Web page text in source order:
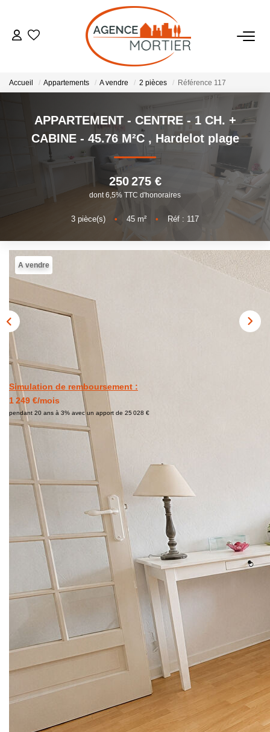
ACHETER
BIENS VENDUS
NOTRE AGENCE
Qui Sommes Nous
Notre Équipe
Accueil Appartements A vendre 2 pièces Référence 117
APPARTEMENT - CENTRE - 1 CH. +
CABINE - 45.76 M²C , Hardelot plage
250 275 €
dont 6,5% TTC d'honoraires
3 pièce(s) • 45 m² • Réf : 117
A vendre
Simulation de remboursement :
1 249 €/mois
pendant 20 ans à 3% avec un apport de 25 028 €
Description
Réf : 117
EXCLUSIVITÉ - APPARTEMENT 1 CHAMBRE +
CABINE, CENTRE D'HARDELOT, À PROXIMITÉ DE LA
PLAGE
En exclusivité dans notre agence, venez découvrir ce bel
appartement idéalement situé au coeur d'Hardelot-Plage, à
proximité immédiate du centre et de la plage.
En très bon état, l'appartement se compose d'une entrée
avec placard, d'un agréable salon-séjour avec coin cuisine
aménagée et équipée, d'une chambre ainsi que d'une
cabine pouvant accueillir un couchage double.
Une salle de bains et un WC séparé complètent l'ensemble.